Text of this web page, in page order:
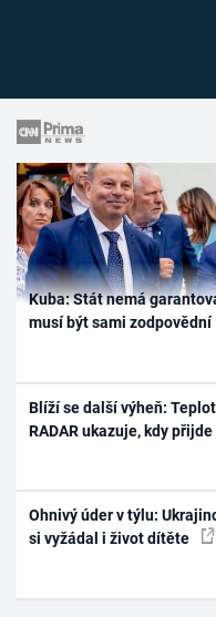
Kuba: Stát nemá
musí být sami zodpovědní
Blíží se další výheň:
RADAR ukazuje, kdy
Ohnivý úder v týlu:
si vyžádal i život dítěte